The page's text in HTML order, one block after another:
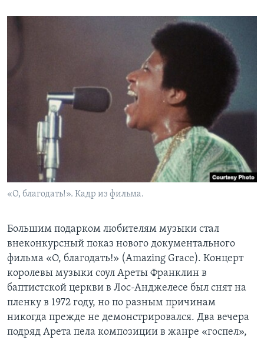
«О, благодать!». Кадр из фильма.
Большим подарком любителям музыки стал
внеконкурсный показ нового документального
фильма «О, благодать!» (Amazing Grace). Концерт
королевы музыки соул Ареты Франклин в
баптистской церкви в Лос-Анджелесе был снят на
пленку в 1972 году, но по разным причинам
никогда прежде не демонстрировался. Два вечера
подряд Арета пела композиции в жанре «госпел»,